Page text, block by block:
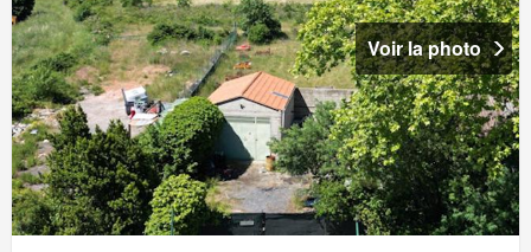
Voir la photo